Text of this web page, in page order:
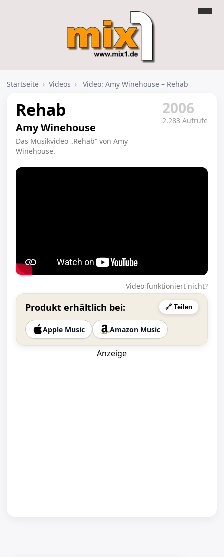
Startseite › Videos › Video: Amy Winehouse – Rehab
Rehab
Amy Winehouse
Das Musikvideo „Rehab“ von Amy
Winehouse.
2006
2.283 Aufrufe
Video funktioniert nicht?
Produkt erhältlich bei: 🔗 Teilen
Apple Music Amazon Music
Anzeige